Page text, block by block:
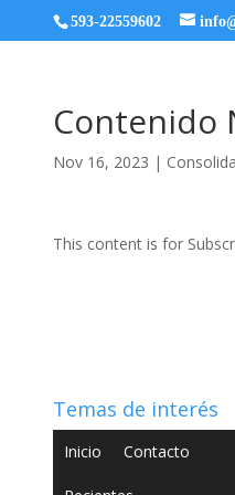
593-22559602
Contenido
Nov 16, 2023 |
This content is for
Temas de interés
Inicio Contacto